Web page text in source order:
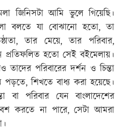
জিনিসটা আমি ভুলে গিয়েছি।
বলতে যা বোঝানো হতো, তা
তার মেয়ে, তার পরিবার,
প্রতিফলিত হতো সেই বইমেলায়।
তাদের পরিবারের দর্শন ও চিন্তা
পড়তে, শিখতে বাধ্য করা হয়েছে।
বা পরিবার যেন বাংলাদেশের
করতে না পারে, সেটা আমরা